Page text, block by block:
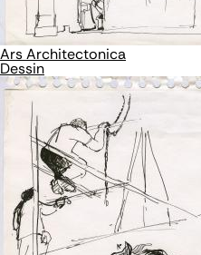
Ars Architectonica
Dessin